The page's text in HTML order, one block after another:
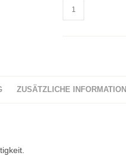
Optimize
Duofiber
ZUSÄTZLICHE INFORMATION